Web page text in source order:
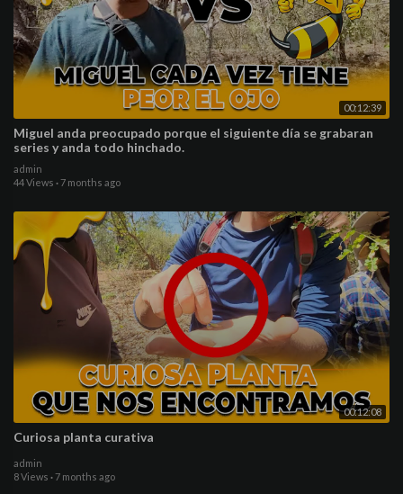
00:12:39
Miguel anda preocupado porque el siguiente día se grabaran
series y anda todo hinchado.
admin
44 Views ·7 months ago
00:12:08
Curiosa planta curativa
admin
8 Views ·7 months ago